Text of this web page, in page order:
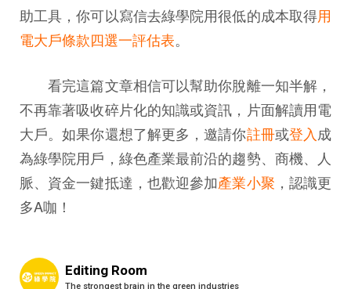
助工具，你可以寫信去綠學院用很低的成本取得用
電大戶條款四選一評估表。
看完這篇文章相信可以幫助你脫離一知半解，
不再靠著吸收碎片化的知識或資訊，片面解讀用電
大戶。如果你還想了解更多，邀請你註冊或登入 成
為綠學院用戶，綠色產業最前沿的趨勢、商機、人
脈、資金一鍵抵達，也歡迎參加產業小聚 ，認識更
多A咖！
Editing Room
The strongest brain in the green industries